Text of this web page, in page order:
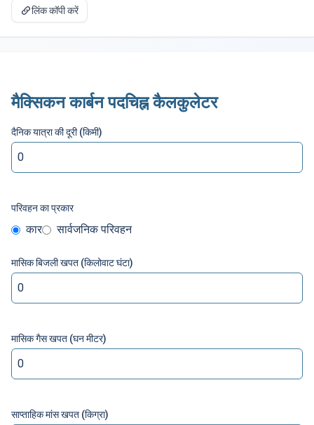
लिंक कॉपी करें
मैक्सिकन कार्बन पदचिह्न कैलकुलेटर
दैनिक यात्रा की दूरी (किमी)
परिवहन का प्रकार
कार सार्वजनिक परिवहन
मासिक बिजली खपत (किलोवाट घंटा)
मासिक गैस खपत (घन मीटर)
साप्ताहिक मांस खपत (किग्रा)